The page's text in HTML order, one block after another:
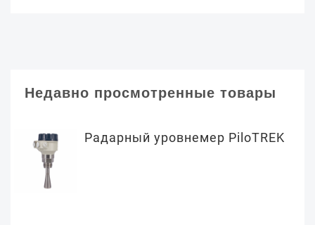
Недавно просмотренные товары
Радарный уровнемер PiloTREK